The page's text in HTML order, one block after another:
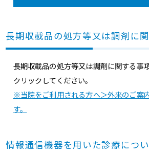
長期収載品の処方等又は調剤に
長期収載品の処方等又は調剤に関する事
クリックしてください。
※当院をご利用される方へ＞外来のご案
す。
情報通信機器を用いた診療につ